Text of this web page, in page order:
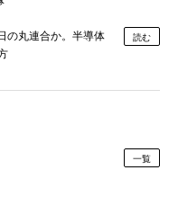
の丸連合か。半導体
読む
一覧